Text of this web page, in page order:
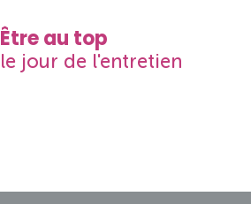
Être au top
le jour de l'entretien